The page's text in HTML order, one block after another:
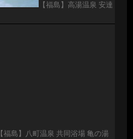
【福島】高湯温泉 安達
【福島】八町温泉 共同浴場 亀の湯